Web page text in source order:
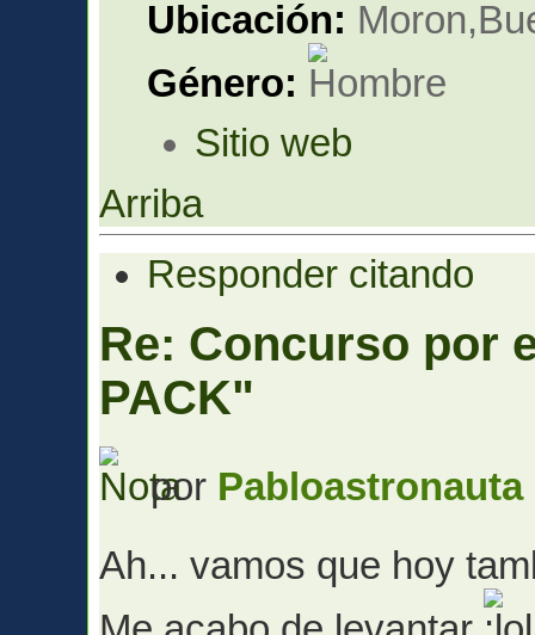
Ubicación:
Género:
Sitio web
Arriba
Responder citando
Re: Concurso por
PACK"
por Pabloastronauta
Ah... vamos que hoy